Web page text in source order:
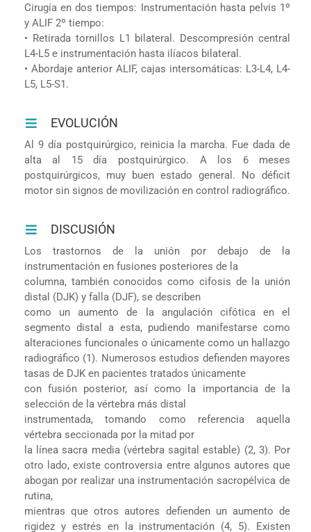
Cirugía en dos tiempos: Instrumentación hasta pelvis 1º
y ALIF 2º tiempo:
• Retirada tornillos L1 bilateral. Descompresión central
L4-L5 e instrumentación hasta ilíacos bilateral.
• Abordaje anterior ALIF, cajas intersomáticas: L3-L4, L4-
L5, L5-S1.
EVOLUCIÓN
Al 9 día postquirúrgico, reinicia la marcha. Fue dada de
alta al 15 día postquirúrgico. A los 6 meses
postquirúrgicos, muy buen estado general. No déficit
motor sin signos de movilización en control radiográfico.
DISCUSIÓN
Los trastornos de la unión por debajo de la
instrumentación en fusiones posteriores de la
columna, también conocidos como cifosis de la unión
distal (DJK) y falla (DJF), se describen
como un aumento de la angulación cifótica en el
segmento distal a esta, pudiendo manifestarse como
alteraciones funcionales o únicamente como un hallazgo
radiográfico (1). Numerosos estudios defienden mayores
tasas de DJK en pacientes tratados únicamente
con fusión posterior, así como la importancia de la
selección de la vértebra más distal
instrumentada, tomando como referencia aquella
vértebra seccionada por la mitad por
la línea sacra media (vértebra sagital estable) (2, 3). Por
otro lado, existe controversia entre algunos autores que
abogan por realizar una instrumentación sacropélvica de
rutina,
mientras que otros autores defienden un aumento de
rigidez y estrés en la instrumentación (4, 5). Existen